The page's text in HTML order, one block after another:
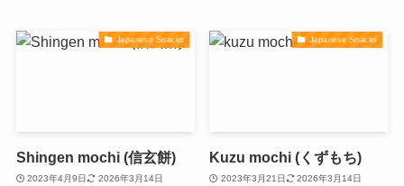
Japanese Snacks
Shingen mochi (信玄餅)
2023年4月9日 2026年3月14日
Japanese Snacks
Kuzu mochi (くずもち)
2023年3月21日 2026年3月14日